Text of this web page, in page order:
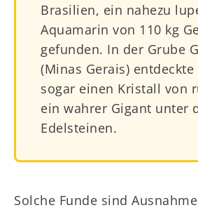
Brasilien, ein nahezu
Aquamarin von 110 kg
gefunden. In der Grube
(Minas Gerais) entdeckte
sogar einen Kristall von
ein wahrer Gigant unter
Edelsteinen.
Solche Funde sind